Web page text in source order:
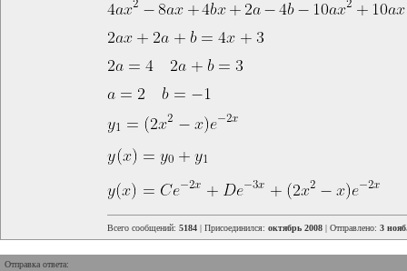
Всего сообщений: 5184 | Присоединился: октябрь 2008 | Отправлено: 3
Отправка ответа: